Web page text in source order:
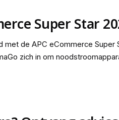
Super Star
de APC eCommerce
zich in om